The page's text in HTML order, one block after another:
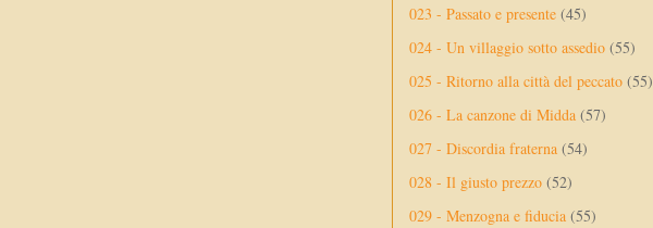
023 - Passato e presente (45)
024 - Un villaggio sotto assedio (55)
025 - Ritorno alla città del peccato (55)
026 - La canzone di Midda (57)
027 - Discordia fraterna (54)
028 - Il giusto prezzo (52)
029 - Menzogna e fiducia (55)